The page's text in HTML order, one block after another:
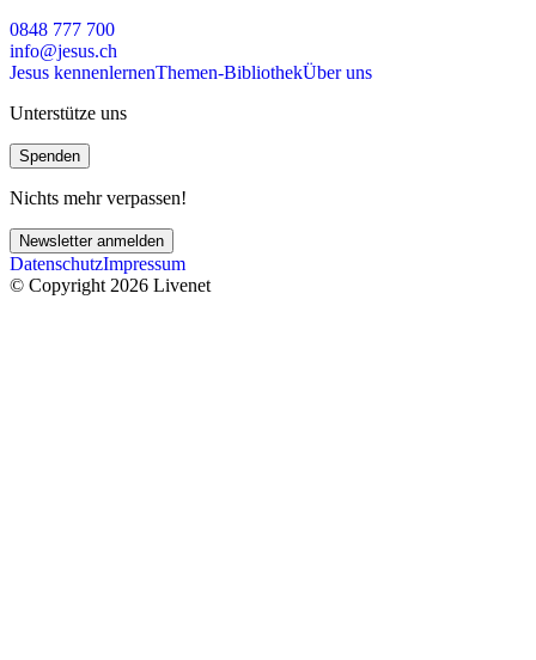
0848 777 700
info@jesus.ch
Jesus kennenlernenThemen-BibliothekÜber uns
Unterstütze uns
Spenden
Nichts mehr verpassen!
Newsletter anmelden
DatenschutzImpressum
© Copyright 2026 Livenet